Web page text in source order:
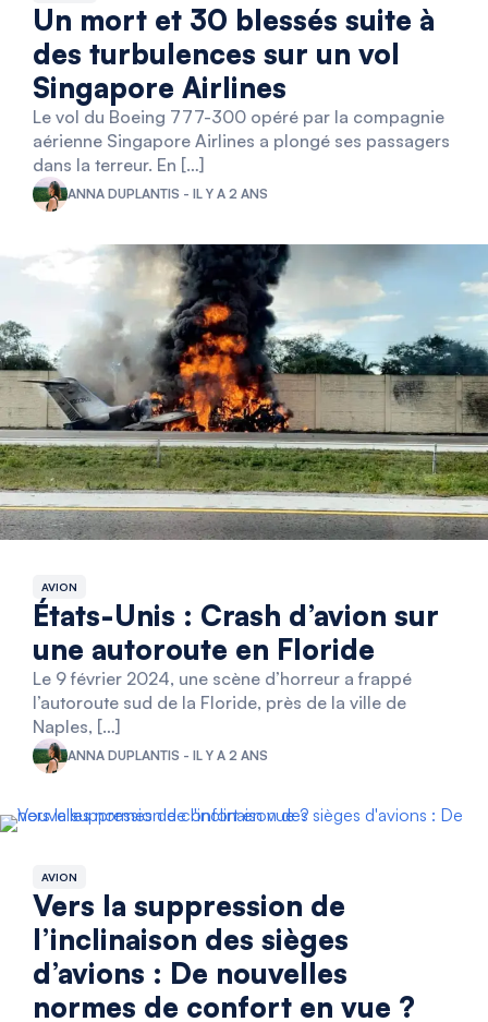
Un mort et 30 blessés suite à
des turbulences sur un vol
Singapore Airlines
Le vol du Boeing 777-300 opéré par la compagnie
aérienne Singapore Airlines a plongé ses passagers
dans la terreur. En […]
ANNA DUPLANTIS - IL Y A 2 ANS
AVION
États-Unis : Crash d’avion sur
une autoroute en Floride
Le 9 février 2024, une scène d’horreur a frappé
l’autoroute sud de la Floride, près de la ville de
Naples, […]
ANNA DUPLANTIS - IL Y A 2 ANS
AVION
Vers la suppression de
l’inclinaison des sièges
d’avions : De nouvelles
normes de confort en vue ?